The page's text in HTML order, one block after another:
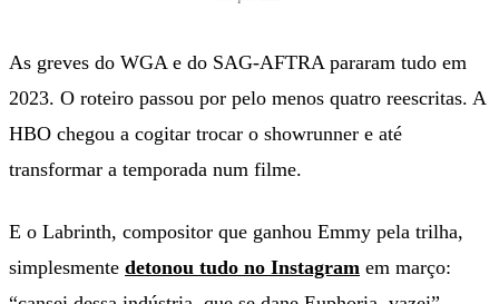
As greves do WGA e do SAG-AFTRA pararam tudo em
2023. O roteiro passou por pelo menos quatro reescritas. A
HBO chegou a cogitar trocar o showrunner e até
transformar a temporada num filme.
E o Labrinth, compositor que ganhou Emmy pela trilha,
simplesmente detonou tudo no Instagram em março: